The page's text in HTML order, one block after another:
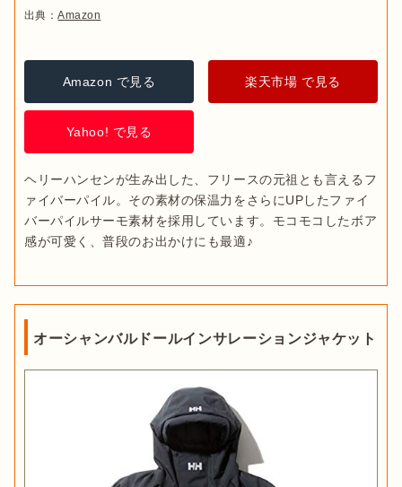
出典：Amazon
Amazon で見る 楽天市場 で見る
Yahoo! で見る
ヘリーハンセンが生み出した、フリースの元祖とも言えるフ
ァイバーパイル。その素材の保温力をさらにUPしたファイ
バーパイルサーモ素材を採用しています。モコモコしたボア
感が可愛く、普段のお出かけにも最適♪
オーシャンバルドールインサレーションジャケット